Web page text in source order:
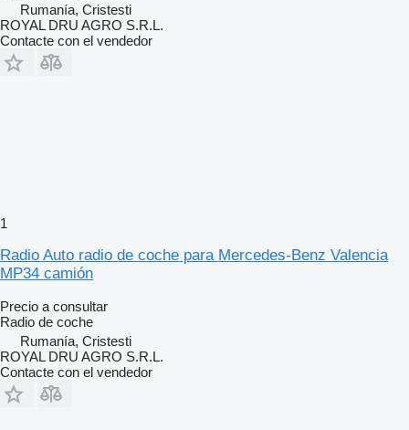
Rumanía, Cristesti
ROYAL DRU AGRO S.R.L.
Contacte con el vendedor
1
Radio Auto radio de coche para Mercedes-Benz Valencia
MP34 camión
Precio a consultar
Radio de coche
Rumanía, Cristesti
ROYAL DRU AGRO S.R.L.
Contacte con el vendedor